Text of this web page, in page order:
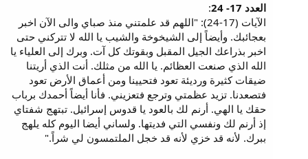
العدد 17- 24
:
الآيات (17-24): "اللهم قد علمتني منذ صباي والى الآن اخبر
بعجائبك. وأيضاً إلى الشيخوخة والشيب يا الله لا تتركني حتى
اخبر بذراعك الجيل المقبل وبقوتك كل آت‏. وبرك إلى العلياء يا
الله الذي صنعت العظائم. يا الله من مثلك. أنت الذي أريتنا
ضيقات كثيرة ورديئة تعود فتحيينا ومن أعماق الأرض تعود
فتصعدنا. تزيد عظمتي وترجع فتعزيني. فأنا أيضاً أحمدك برباب
حقك يا الهي. أرنم لك بالعود يا قدوس إسرائيل. تبتهج شفتاي
إذ أرنم لك ونفسي التي فديتها. ولساني أيضا اليوم كله يلهج
ببرك. لأنه قد خزي لأنه قد خجل الملتمسون لي شراً."